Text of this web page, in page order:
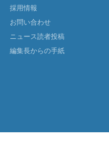
採用情報
お問い合わせ
ニュース読者投稿
編集長からの手紙